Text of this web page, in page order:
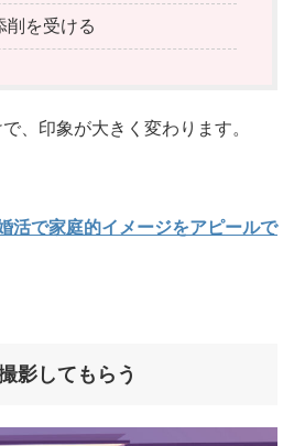
削を受ける
、印象が大きく変わります。
活で家庭的イメージをアピールで
影してもらう